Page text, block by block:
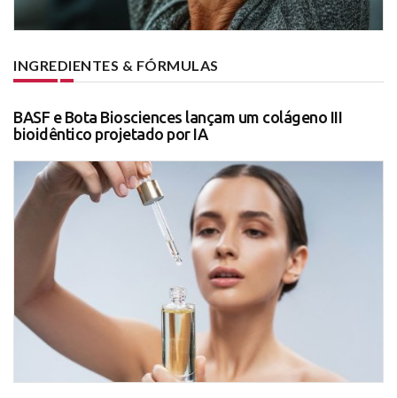
INGREDIENTES & FÓRMULAS
BASF e Bota Biosciences lançam um colágeno III
bioidêntico projetado por IA